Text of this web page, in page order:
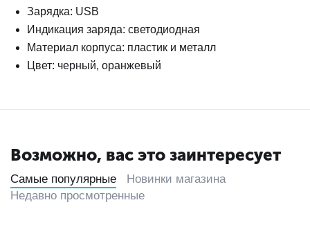
Зарядка: USB
Индикация заряда: светодиодная
Материал корпуса: пластик и металл
Цвет: черный, оранжевый
Возможно, вас это заинтересует
Самые популярные
Новинки магазина
Недавно просмотренные